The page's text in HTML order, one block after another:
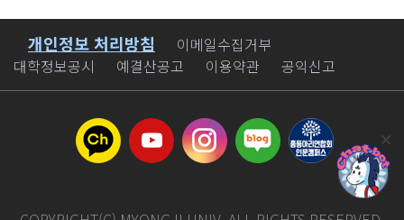
교류를 확대하고 국내 연구 발전에
기여하겠으며, 이번 수상이 관련 분야에 대한
학계와 대중의 관심을 높이는 계기가 되기를
바란다 고 소감을 밝혔다.
올해 말 예정된 최종 연구 보고를 앞두고
현재까지의 연구 성과를 점검하고 향후 추진
방향을 논의한다. 고중용(KAIST), 이선우
(전북대), 김정민(연세대) 등 학계 전문가들이
지정토론자로 참여해 지역 민주화운동 기록의
가치와 향후 과제를 제언하고 종합 질의응답을
이어갈 예정이다. 이번 조사를 이끈 이택선
교수는 이번 학술대회는 그동안 역사적 의의를
충분히 조명받지 못했던 지역의 민주화운동
자료와 나우정밀 노조원들의 생생한 기록을
품목 데이터 정제, 공급사 평가, 총소유비용
(TCO) 산출, 견적 요청 및 발주 초안 자동화
기능을 구현했으며, 최종 의사결정은 담당자가
수행하는 Human-in-the-Loop 구조를 적용해
높은 평가를 받았다. 최우수상을 수상한
Agentic AI 기반 사급자재 실시간 모니터링 및
외주가공 자율관리 시스템 을 제안했다.
시시각각팀은 제조업 외주 생산 과정에서
발생하는 이른바 ERP 외부 블랙박스 문제
해당 작품은 워터 타워가 지녔던 저장과 분배 의
기능을 현대적 시민 인프라 개념으로 재해석한
것이다. 과거 물을 저장하던 공간의 의미를
도구와 기술, 지역 공동체의 관계를 공유하는
지역사회 활성화를 유도하는 방안을 제시했다.
특히 이들은 보존 대상인 워터 타워의 외관을
유지하면서도, 단절된 공간과 동선을 연결하는
가역적 구조물인 애드온 레이어(Add-on
Layer) 를 제안해 주민들의 일상적인 이용을
바로가기
개인정보 처리방침
이메일수집거부
대학정보공시
예결산공고 이용약관 공익신고